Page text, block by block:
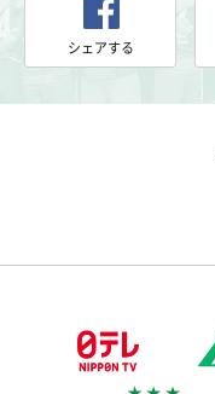
シェアする